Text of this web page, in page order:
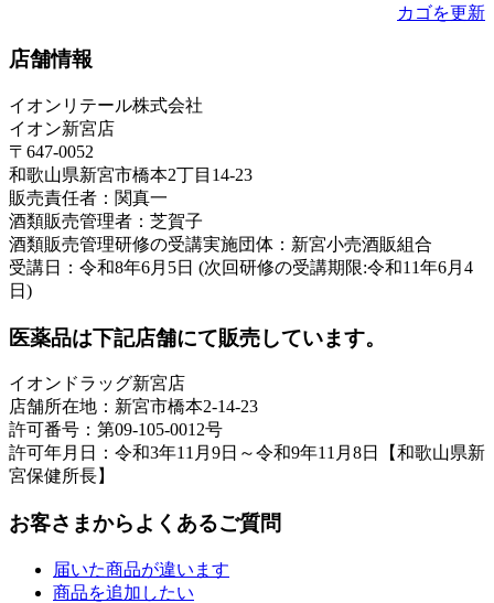
カゴを更新
店舗情報
イオンリテール株式会社
イオン新宮店
〒647-0052
和歌山県新宮市橋本2丁目14-23
販売責任者：関真一
酒類販売管理者：芝賀子
酒類販売管理研修の受講実施団体：新宮小売酒販組合
受講日：令和8年6月5日 (次回研修の受講期限:令和11年6月4
日)
医薬品は下記店舗にて販売しています。
イオンドラッグ新宮店
店舗所在地：新宮市橋本2-14-23
許可番号：第09-105-0012号
許可年月日：令和3年11月9日～令和9年11月8日【和歌山県新
宮保健所長】
お客さまからよくあるご質問
届いた商品が違います
商品を追加したい